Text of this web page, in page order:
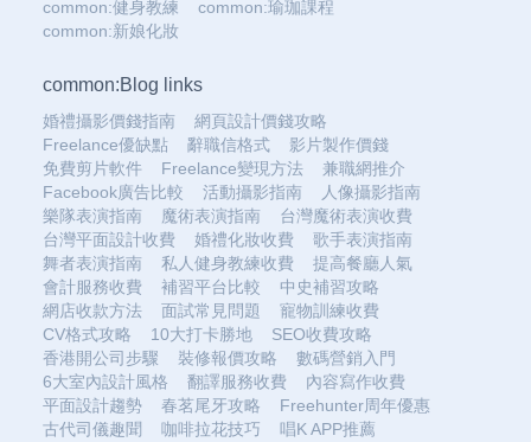
common:健身教練
common:瑜珈課程
common:新娘化妝
common:Blog links
婚禮攝影價錢指南
網頁設計價錢攻略
Freelance優缺點
辭職信格式
影片製作價錢
免費剪片軟件
Freelance變現方法
兼職網推介
Facebook廣告比較
活動攝影指南
人像攝影指南
樂隊表演指南
魔術表演指南
台灣魔術表演收費
台灣平面設計收費
婚禮化妝收費
歌手表演指南
舞者表演指南
私人健身教練收費
提高餐廳人氣
會計服務收費
補習平台比較
中史補習攻略
網店收款方法
面試常見問題
寵物訓練收費
CV格式攻略
10大打卡勝地
SEO收費攻略
香港開公司步驟
裝修報價攻略
數碼營銷入門
6大室內設計風格
翻譯服務收費
內容寫作收費
平面設計趨勢
春茗尾牙攻略
Freehunter周年優惠
古代司儀趣聞
咖啡拉花技巧
唱K APP推薦